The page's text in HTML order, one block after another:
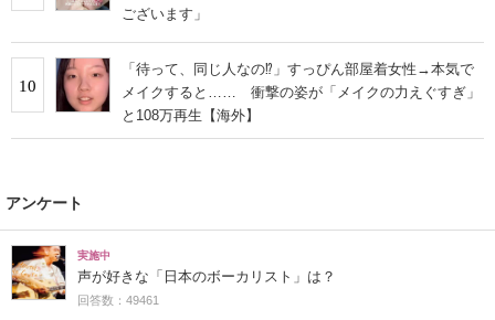
ございます」
10
「待って、同じ人なの⁉」すっぴん部屋着女性→本気で
メイクすると…… 衝撃の姿が「メイクの力えぐすぎ」
と108万再生【海外】
アンケート
実施中
声が好きな「日本のボーカリスト」は？
回答数：49461